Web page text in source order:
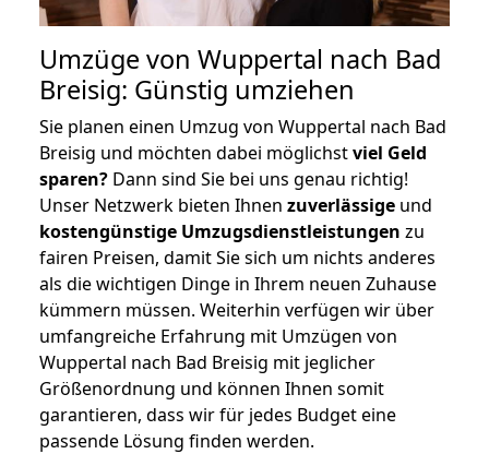
Umzüge von Wuppertal nach Bad
Breisig: Günstig umziehen
Sie planen einen Umzug von Wuppertal nach Bad
Breisig und möchten dabei möglichstviel Geld
sparen? Dann sind Sie bei uns genau richtig!
Unser Netzwerk bieten Ihnen zuverlässige und
kostengünstige Umzugsdienstleistungen zu
fairen Preisen, damit Sie sich um nichts anderes
als die wichtigen Dinge in Ihrem neuen Zuhause
kümmern müssen. Weiterhin verfügen wir über
umfangreiche Erfahrung mit Umzügen von
Wuppertal nach Bad Breisig mit jeglicher
Größenordnung und können Ihnen somit
garantieren, dass wir für jedes Budget eine
passende Lösung finden werden.